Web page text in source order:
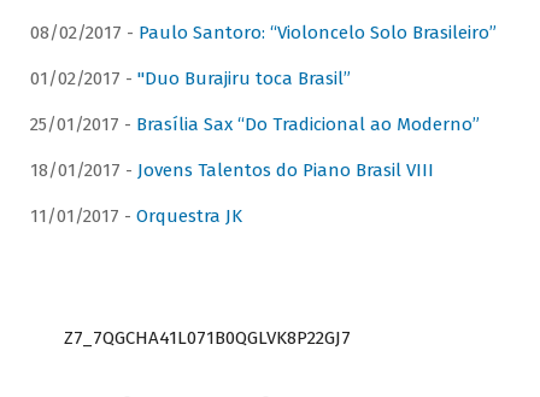
08/02/2017 - Paulo Santoro: “Violoncelo Solo Brasileiro”
01/02/2017 - "Duo Burajiru toca Brasil”
25/01/2017 - Brasília Sax “Do Tradicional ao Moderno”
18/01/2017 - Jovens Talentos do Piano Brasil VIII
11/01/2017 - Orquestra JK
Z7_7QGCHA41L071B0QGLVK8P22GJ7